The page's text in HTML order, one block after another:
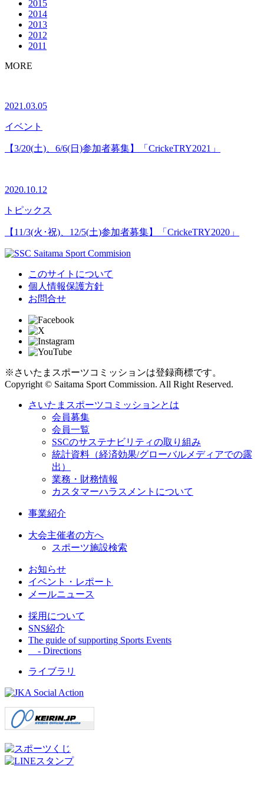
2015
2014
2013
2012
2011
MORE
2021.03.05
イベント
【3/20(土)、6/6(日)参加者募集】「CrickeTRY2021」
2020.10.12
トピックス
【11/3(火･祝)、12/5(土)参加者募集】「CrickeTRY2020」
このサイトについて
個人情報保護方針
お問合せ
※さいたまスポーツコミッションは登録商標です。
Copyright © Saitama Sport Commission. All Right Reserved.
さいたまスポーツコミッションとは
会員募集
会員一覧
SSCのサステナビリティの取り組み
統計資料（経済効果/グローバルメディアでの露
出）
業務・財務情報
カスタマーハラスメントについて
事業紹介
大会主催者の方へ
スポーツ施設検索
お知らせ
イベント・レポート
メールニュース
採用について
SNS紹介
The guide of supporting Sports Events
- Directions
ライブラリ